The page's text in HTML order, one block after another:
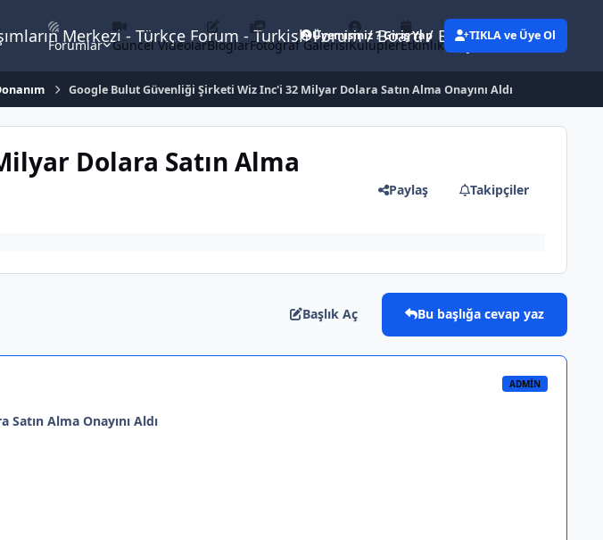
Merkezi - Türkçe Forum - Turkish Forum / Board / Blog
Forumlar Güncel VideolarBloglarFotoğraf GalerisiKulüplerEtkinliklerEylemler
Üyemisiniz ? Giriş Yap TIKLA ve Üye Ol
Google Bulut Güvenliği Şirketi Wiz Inc'i 32 Milyar Dolara Satın Alma Onayını Aldı
Dolara Satın Alma
Paylaş Takipçiler
Başlık Aç Bu başlığa cevap yaz
ADMIN
Alma Onayını Aldı